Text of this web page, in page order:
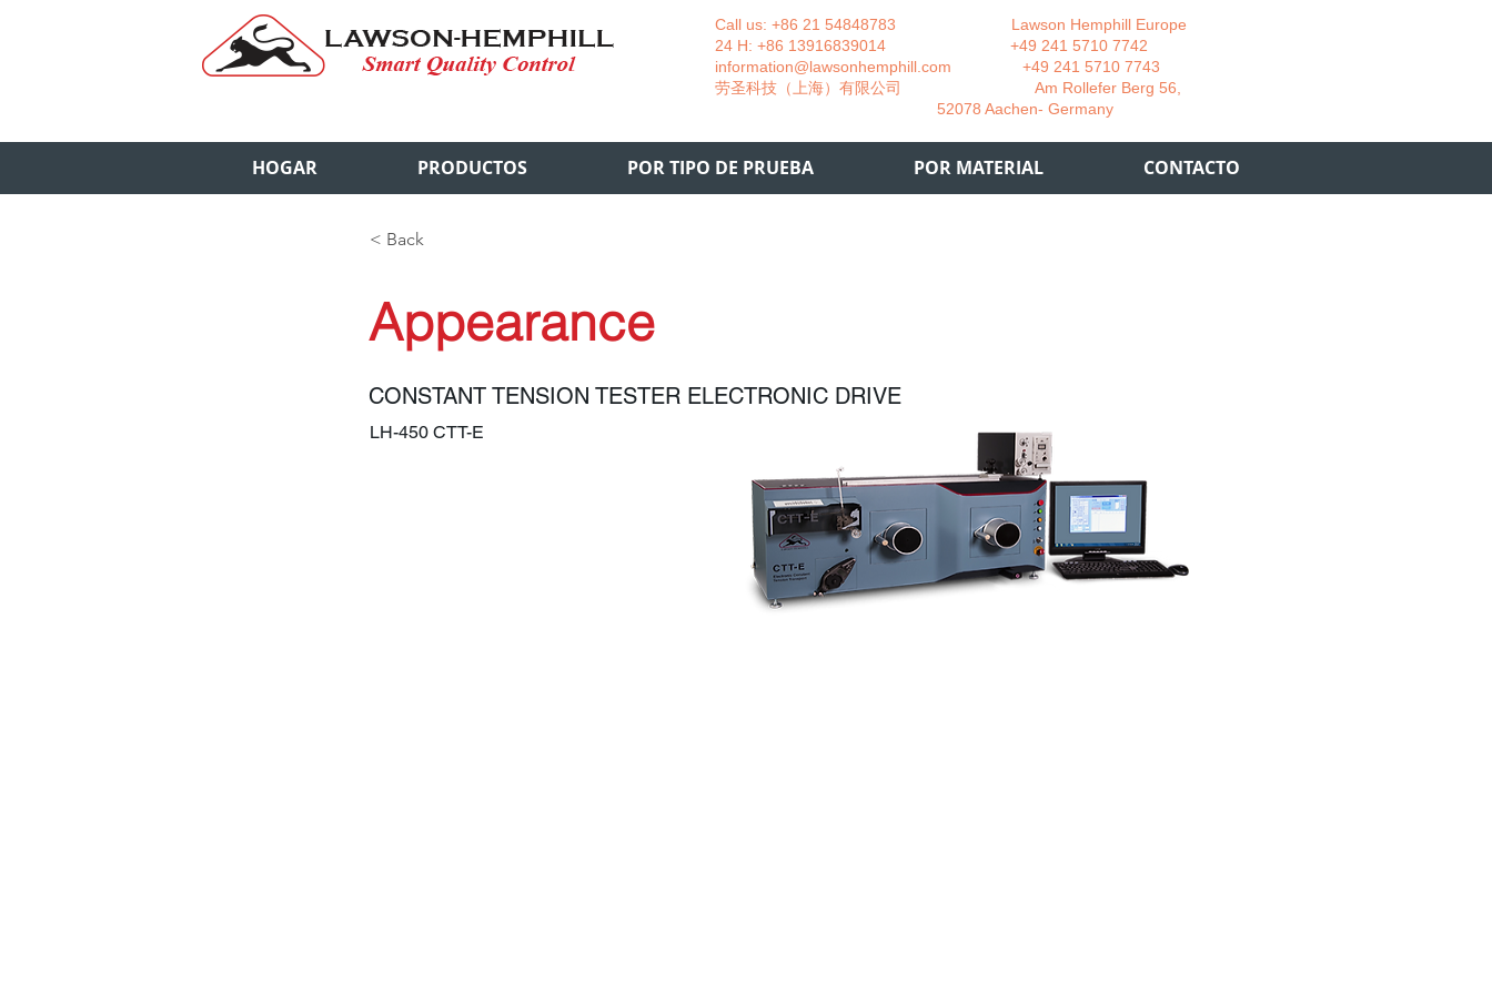
Call us: +86 21 54848783 Lawson Hemphill Europe
24 H: +86 13916839014 +49 241 5710 7742
information@lawsonhemphill.com +49 241 5710 7743
​劳圣科技（上海）有限公司 Am Rollefer Berg 56,
52078 Aachen- Germany
HOGAR PRODUCTOS POR TIPO DE PRUEBA POR MATERIAL CONTACTO
< Back
Appearance
CONSTANT TENSION TESTER ELECTRONIC DRIVE
LH-450 CTT-E